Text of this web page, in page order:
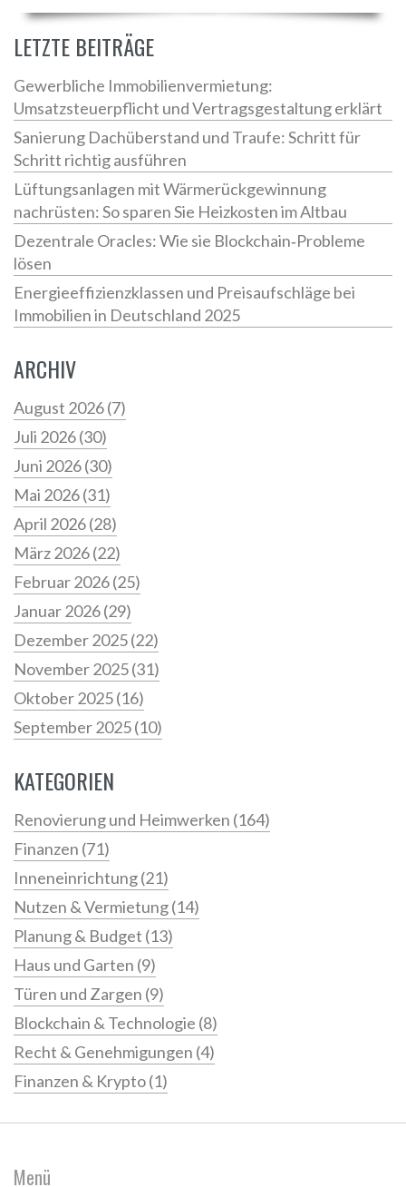
LETZTE BEITRÄGE
Gewerbliche Immobilienvermietung:
Umsatzsteuerpflicht und Vertragsgestaltung erklärt
Sanierung Dachüberstand und Traufe: Schritt für
Schritt richtig ausführen
Lüftungsanlagen mit Wärmerückgewinnung
nachrüsten: So sparen Sie Heizkosten im Altbau
Dezentrale Oracles: Wie sie Blockchain‑Probleme
lösen
Energieeffizienzklassen und Preisaufschläge bei
Immobilien in Deutschland 2025
ARCHIV
August 2026(7)
Juli 2026(30)
Juni 2026(30)
Mai 2026(31)
April 2026(28)
März 2026(22)
Februar 2026(25)
Januar 2026(29)
Dezember 2025(22)
November 2025(31)
Oktober 2025(16)
September 2025(10)
KATEGORIEN
Renovierung und Heimwerken (164)
Finanzen (71)
Inneneinrichtung(21)
Nutzen & Vermietung(14)
Planung & Budget (13)
Haus und Garten (9)
Türen und Zargen (9)
Blockchain & Technologie (8)
Recht & Genehmigungen (4)
Finanzen & Krypto(1)
Menü